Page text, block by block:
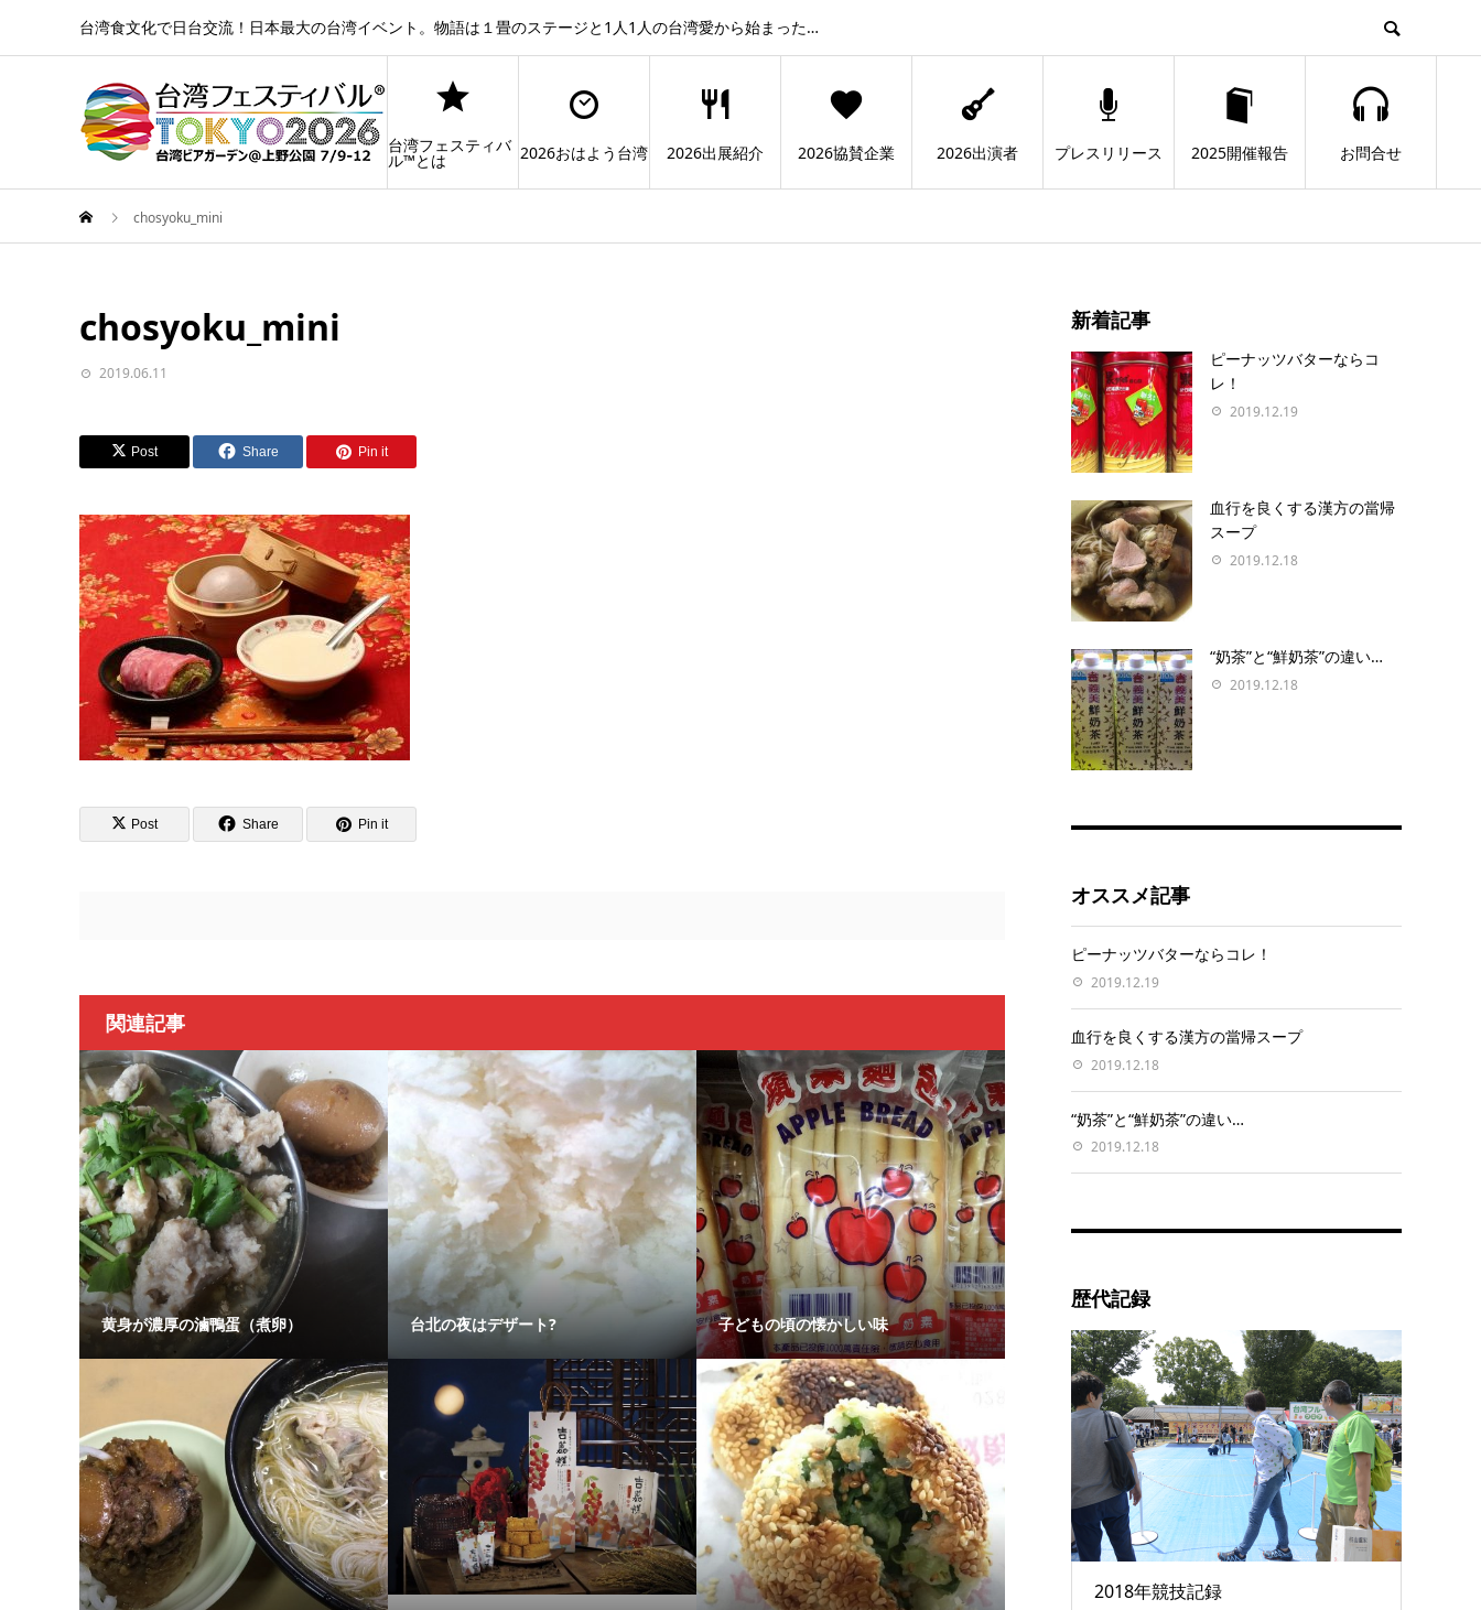
台湾食文化で日台交流！日本最大の台湾イベント。物語は１畳のステージと1人1人の台湾愛から始まった…
台湾フェスティバ
ル™とは 2026おはよう台湾 2026出展紹介 2026協賛企業 2026出演者 プレスリリース 2025開催報告 お問合せ
chosyoku_mini
chosyoku_mini
2019.06.11
Post Share Pin it
Post Share Pin it
関連記事
黄身が濃厚の滷鴨蛋（煮卵） 台北の夜はデザート? 子どもの頃の懐かしい味
新着記事
ピーナッツバターならコ
レ！
2019.12.19
血行を良くする漢方の當帰
スープ
2019.12.18
“奶茶”と“鮮奶茶”の違い…
2019.12.18
オススメ記事
ピーナッツバターならコレ！
2019.12.19
血行を良くする漢方の當帰スープ
2019.12.18
“奶茶”と“鮮奶茶”の違い…
2019.12.18
歴代記録
2018年競技記録